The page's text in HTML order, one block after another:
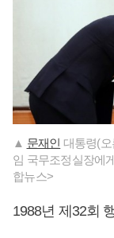
▲ 문재인 대통령(
임 국무조정실장에
합뉴스>
1988년 제32회